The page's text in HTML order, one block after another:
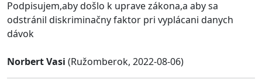
Podpisujem,aby došlo k uprave zákona,a aby sa
odstránil diskriminačny faktor pri vyplácani danych
dávok
Norbert Vasi (Ružomberok, 2022-08-06)